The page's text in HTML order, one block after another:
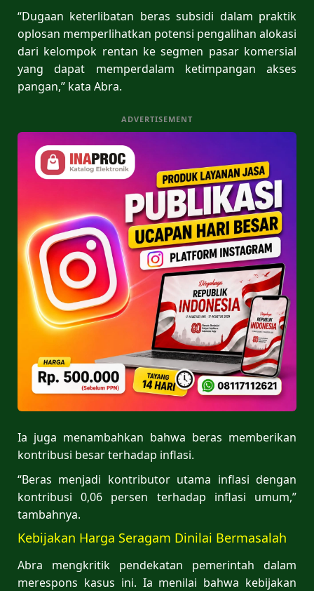
“Dugaan keterlibatan beras subsidi dalam praktik
oplosan memperlihatkan potensi pengalihan alokasi
dari kelompok rentan ke segmen pasar komersial
yang dapat memperdalam ketimpangan akses
pangan,” kata Abra.
ADVERTISEMENT
Ia juga menambahkan bahwa beras memberikan
kontribusi besar terhadap inflasi.
“Beras menjadi kontributor utama inflasi dengan
kontribusi 0,06 persen terhadap inflasi umum,”
tambahnya.
Kebijakan Harga Seragam Dinilai Bermasalah
Abra mengkritik pendekatan pemerintah dalam
merespons kasus ini. Ia menilai bahwa kebijakan